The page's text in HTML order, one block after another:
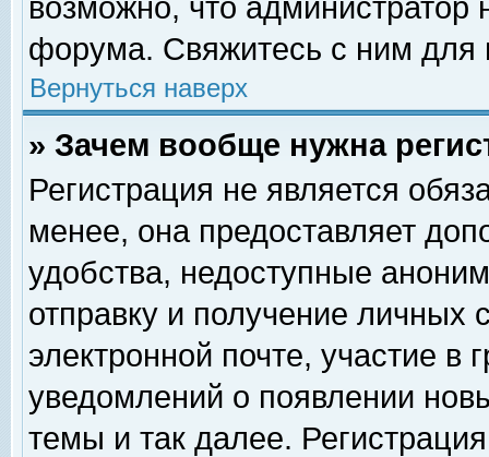
возможно, что
форума. Свяжитесь с ним для
Вернуться наверх
» Зачем вообще нужна
Регистрация не является
менее, она предоставляет
удобства, недоступные
отправку и получение личных
электронной почте, участие в
уведомлений о появлении
темы и так далее.